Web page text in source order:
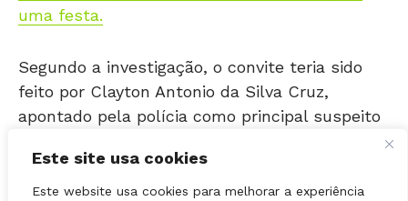
Este site usa cookies
Este website usa cookies para melhorar a experiência
feito por Clayton Antonio da Silva Cruz,
apontado pela polícia como principal suspeito
do caso.
Desde o desaparecimento, familiares afirmam
que não receberam nenhum contato das